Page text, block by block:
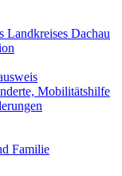
Landkreises Dachau
Mobilitätshilfe
Familie